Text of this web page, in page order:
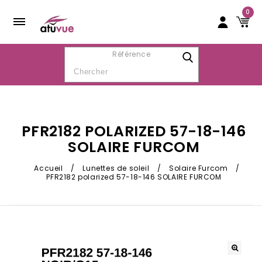
0
Référence
PFR2182 POLARIZED 57-18-146
SOLAIRE FURCOM
Accueil / Lunettes de soleil / Solaire Furcom
/
PFR2182 polarized 57-18-146 SOLAIRE FURCOM